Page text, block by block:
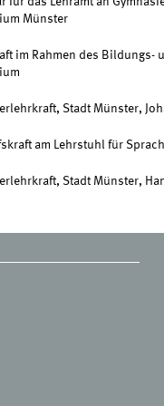
Münster
im Rahmen des Bildungs-
Stadt Münster,
am Lehrstuhl für
Stadt Münster,